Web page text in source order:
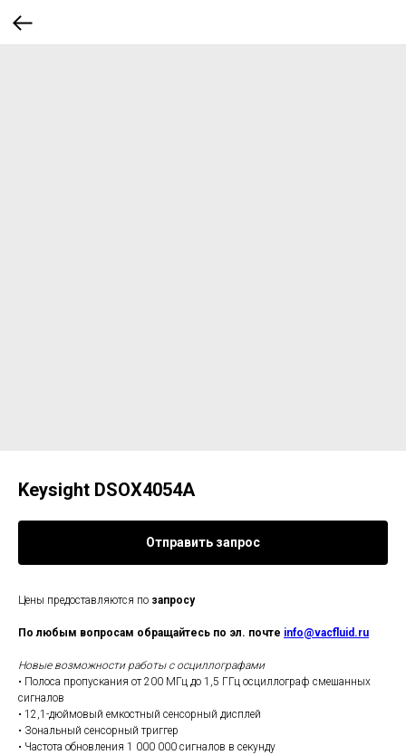
Keysight DSOX4054A
Отправить запрос
Цены предоставляются по запросу
По любым вопросам обращайтесь по эл. почте info@vacfluid.ru
Новые возможности работы с осциллографами
• Полоса пропускания от 200 МГц до 1,5 ГГц осциллограф смешанных
сигналов
• 12,1-дюймовый емкостный сенсорный дисплей
• Зональный сенсорный триггер
• Частота обновления 1 000 000 сигналов в секунду